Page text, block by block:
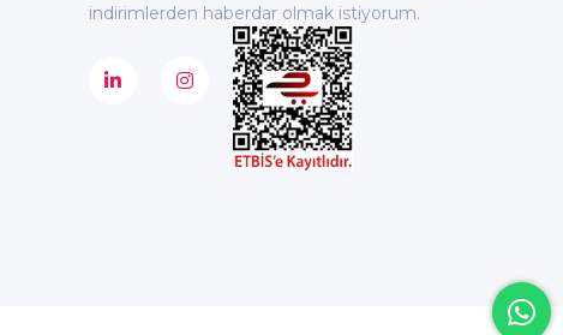
indirimlerden haberdar olmak istiyorum.